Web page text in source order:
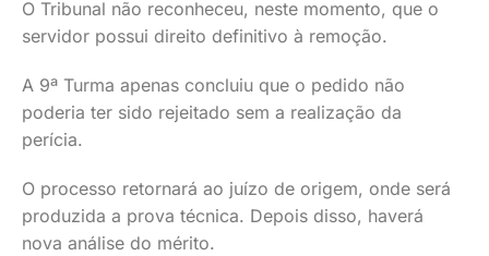
O Tribunal não reconheceu, neste momento, que o
servidor possui direito definitivo à remoção.
A 9ª Turma apenas concluiu que o pedido não
poderia ter sido rejeitado sem a realização da
perícia.
O processo retornará ao juízo de origem, onde será
produzida a prova técnica. Depois disso, haverá
nova análise do mérito.